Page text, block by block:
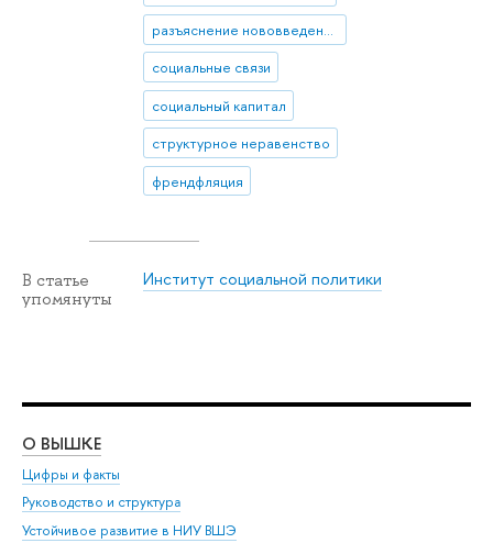
разъяснение нововведения
социальные связи
социальный капитал
структурное неравенство
френдфляция
В статье
упомянуты
Институт социальной политики
О ВЫШКЕ
Цифры и факты
Руководство и структура
Устойчивое развитие в НИУ ВШЭ